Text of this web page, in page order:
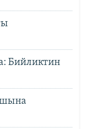
Бийликтин